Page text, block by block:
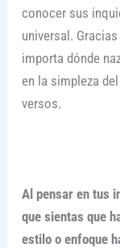
conocer sus
universal.
importa dónde
en la simpleza
versos.
Al pensar en tus
que sientas que
estilo o enfoque